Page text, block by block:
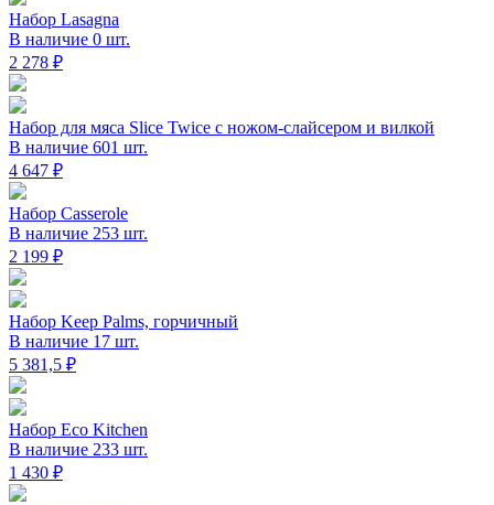
Набор Lasagna
В наличие 0 шт.
2 278 ₽
Набор для мяса Slice Twice с ножом-слайсером и вилкой
В наличие 601 шт.
4 647 ₽
Набор Casserole
В наличие 253 шт.
2 199 ₽
Набор Keep Palms, горчичный
В наличие 17 шт.
5 381,5 ₽
Набор Eco Kitchen
В наличие 233 шт.
1 430 ₽